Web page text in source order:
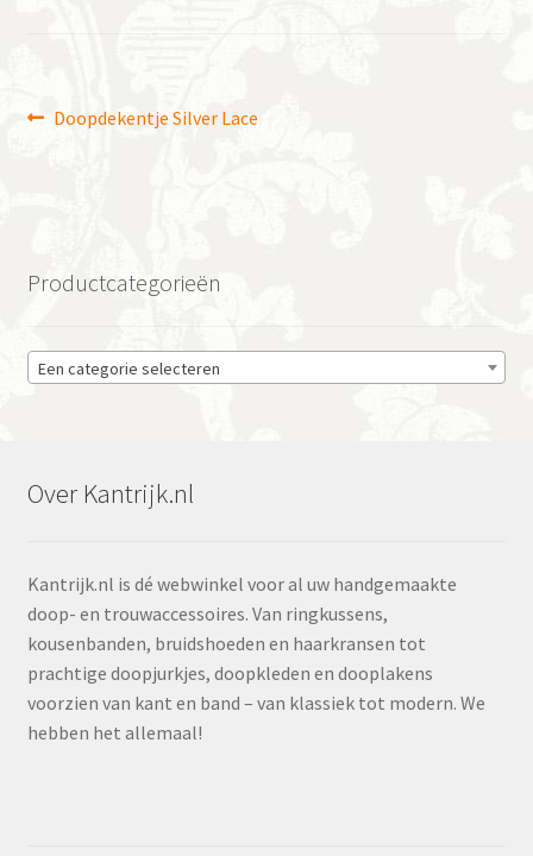
Bericht
Vorig
Doopdekentje Silver Lace
Productcategorieën
Een categorie selecteren
Over Kantrijk.nl
Kantrijk.nl is dé webwinkel voor al uw handgemaakte
doop- en trouwaccessoires. Van ringkussens,
kousenbanden, bruidshoeden en haarkransen tot
prachtige doopjurkjes, doopkleden en dooplakens
voorzien van kant en band – van klassiek tot modern. We
hebben het allemaal!